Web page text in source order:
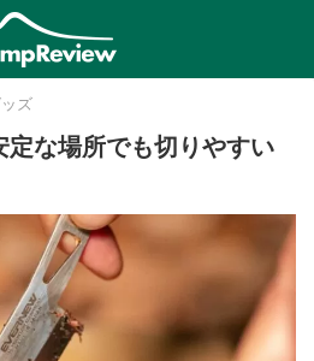
ズ
定な場所でも切りやすい